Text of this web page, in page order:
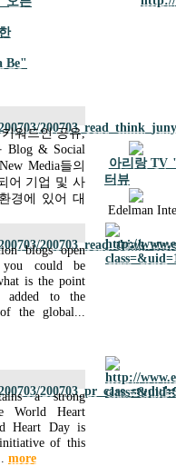
Be"
워드인 공유,
Blog & Social
Media들의
어 기업 및 사
경에 있어 대
blogs open
could be
is the point
added to the
the global...
a strong
World Heart
Heart Day is
of this
more
아리랑 TV
터뷰
Edelman